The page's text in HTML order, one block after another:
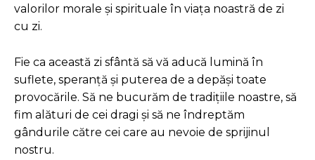
valorilor morale și spirituale în viața noastră de zi
cu zi.
Fie ca această zi sfântă să vă aducă lumină în
suflete, speranță și puterea de a depăși toate
provocările. Să ne bucurăm de tradițiile noastre, să
fim alături de cei dragi și să ne îndreptăm
gândurile către cei care au nevoie de sprijinul
nostru.